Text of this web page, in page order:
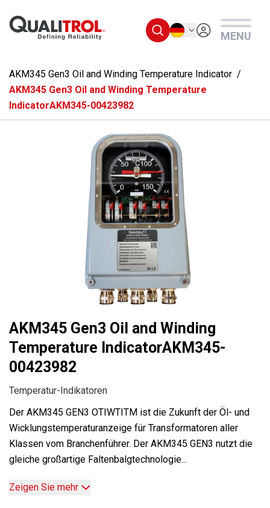
Deutsch
MENU
AKM345 Gen3 Oil and Winding Temperature Indicator
AKM345 Gen3 Oil and Winding Temperature
IndicatorAKM345-00423982
AKM345 Gen3 Oil and Winding
Temperature IndicatorAKM345-
00423982
Temperatur-Indikatoren
Der AKM345 GEN3 OTIWTITM ist die Zukunft der Öl- und
Wicklungstemperaturanzeige für Transformatoren aller
Klassen vom Branchenführer. Der AKM345 GEN3 nutzt die
gleiche großartige Faltenbalgtechnologie...
Zeigen Sie mehr